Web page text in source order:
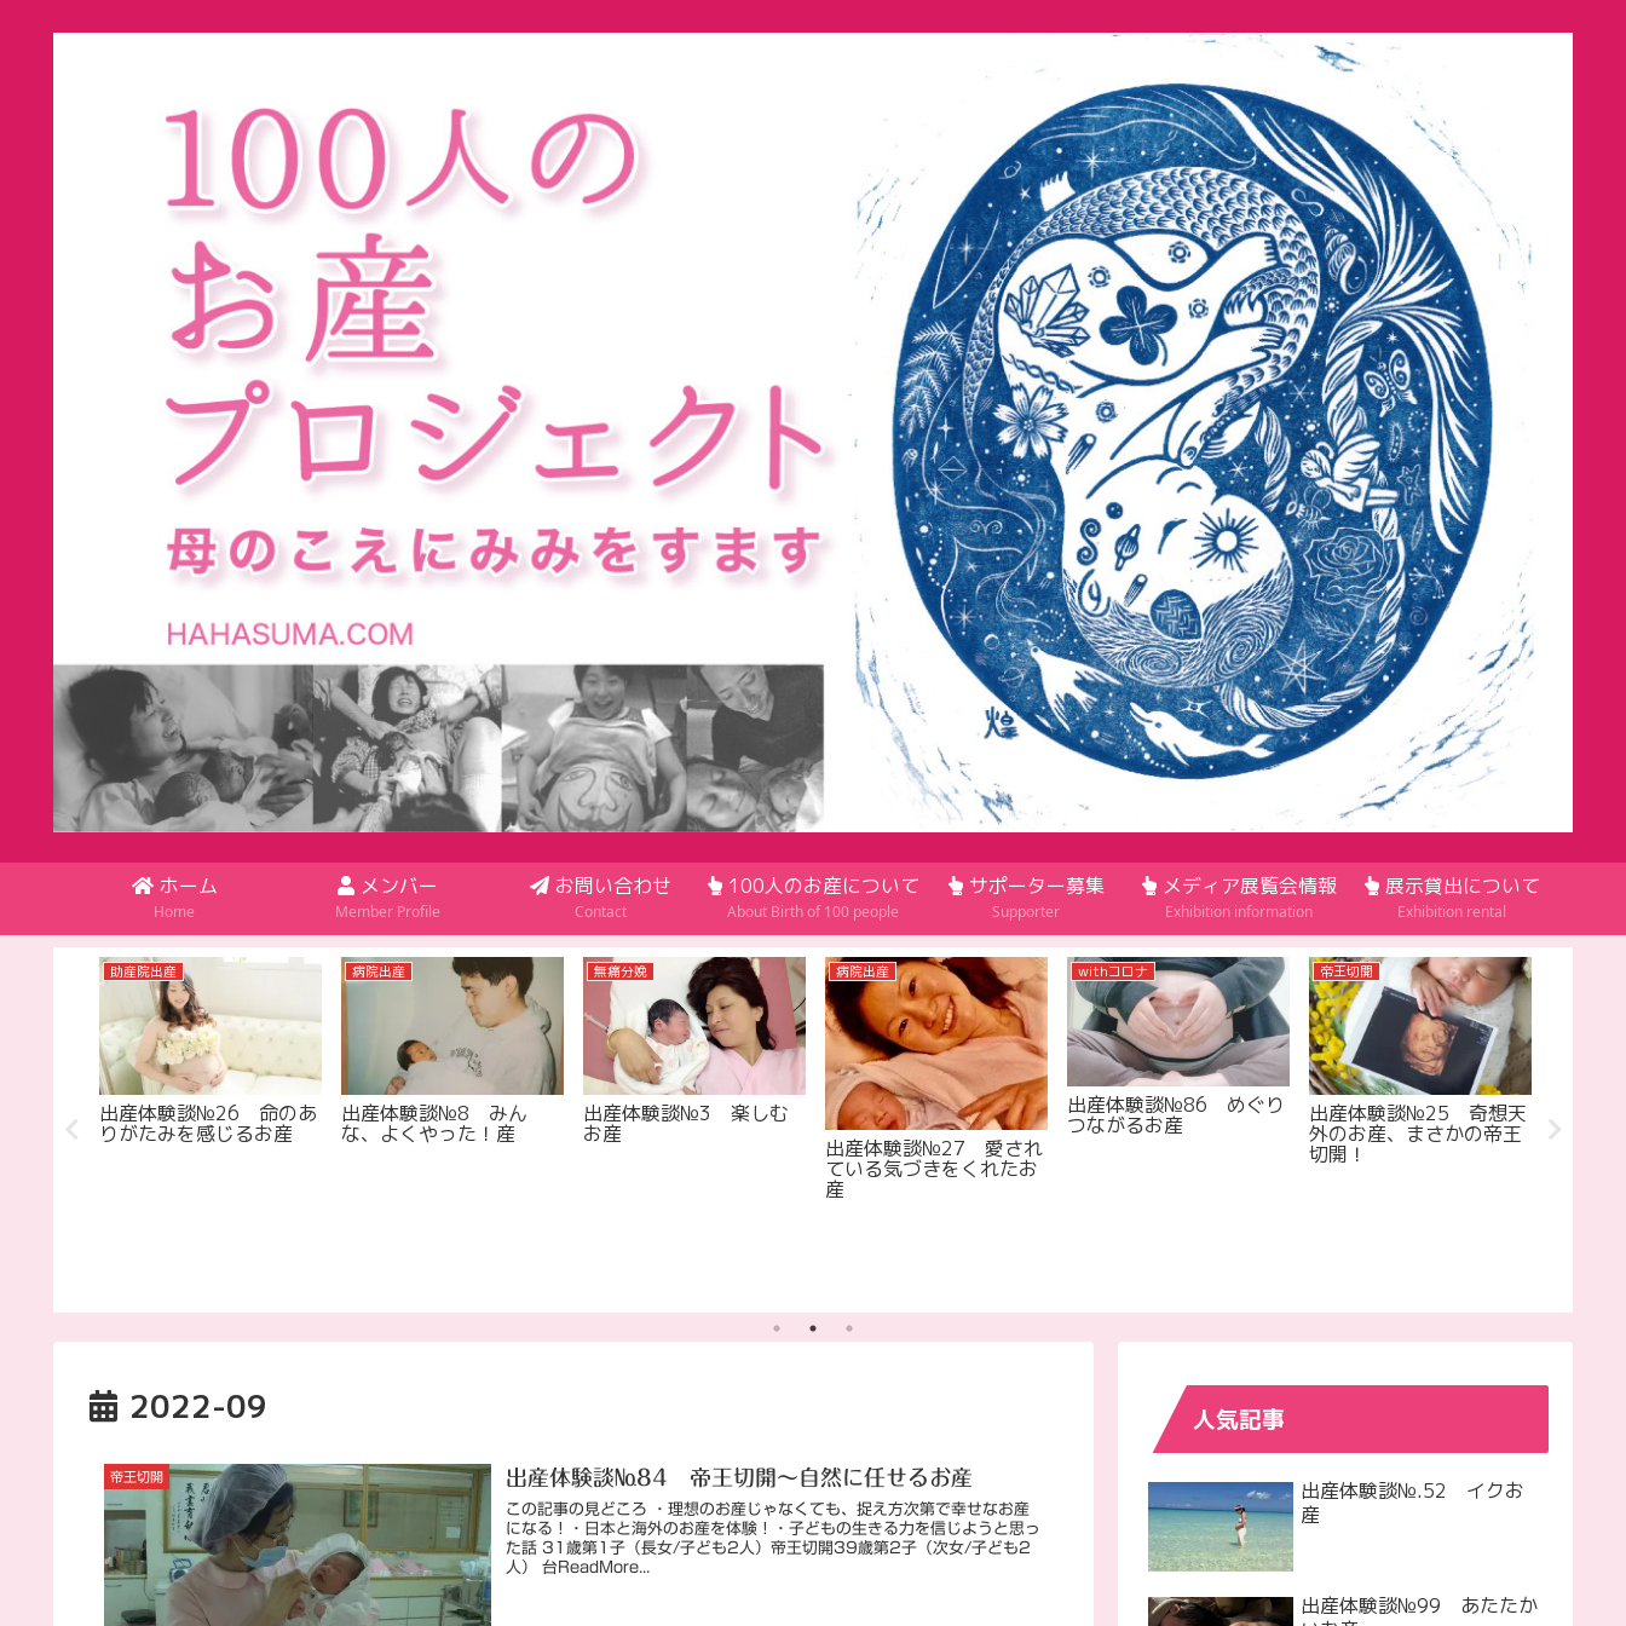
ホーム
Home
メンバー
Member Profile
お問い合わせ
Contact
100人のお産について
About Birth of 100 people
サポーター募集
Supporter
メディア展覧会情報
Exhibition information
展示貸出について
Exhibition rental
助産院出産
出産体験談№26 命のあ
りがたみを感じるお産
病院出産
出産体験談№8 みん
な、よくやった！産
無痛分娩
出産体験談№3 楽しむ
お産
病院出産
出産体験談№27 愛され
ている気づきをくれたお
産
withコロナ
出産体験談№86 めぐり
つながるお産
帝王切開
出産体験談№25 奇想天
外のお産、まさかの帝王
切開！
つから
2022-09
帝王切開 出産体験談№84 帝王切開～自然に任せるお産
この記事の見どころ ・理想のお産じゃなくても、捉え方次第で幸せなお産
になる！・日本と海外のお産を体験！・子どもの生きる力を信じようと思っ
た話 31歳第1子（長女/子ども2人）帝王切開39歳第2子（次女/子ども2
人） 台ReadMore...
人気記事
出産体験談№.52 イクお
産
出産体験談№99 あたたか